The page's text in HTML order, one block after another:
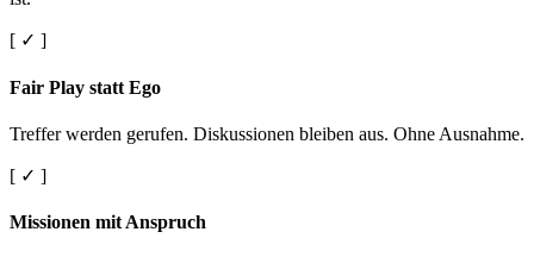
[ ✓ ]
Fair Play statt Ego
Treffer werden gerufen. Diskussionen bleiben aus. Ohne Ausnahme.
[ ✓ ]
Missionen mit Anspruch